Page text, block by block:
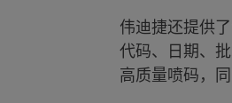
伟迪捷还提供
代码、日期、
高质量喷码，